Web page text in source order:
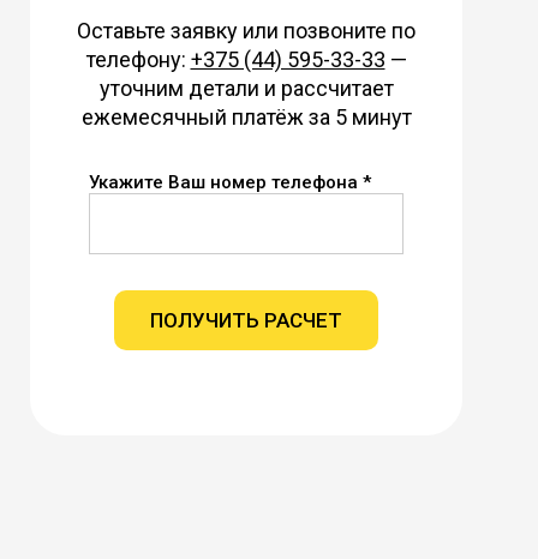
Укажите Ваш номер телефона *
ПОЛУЧИТЬ РАСЧЕТ
Оставьте заявку или позвоните по
телефону: +375 (44) 595-33-33 —
уточним детали и рассчитает
ежемесячный платёж за 5 минут